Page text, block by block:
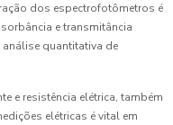
dos espectrofotômetros é
e transmitância
quantitativa de
e resistência elétrica, também
elétricas é vital em